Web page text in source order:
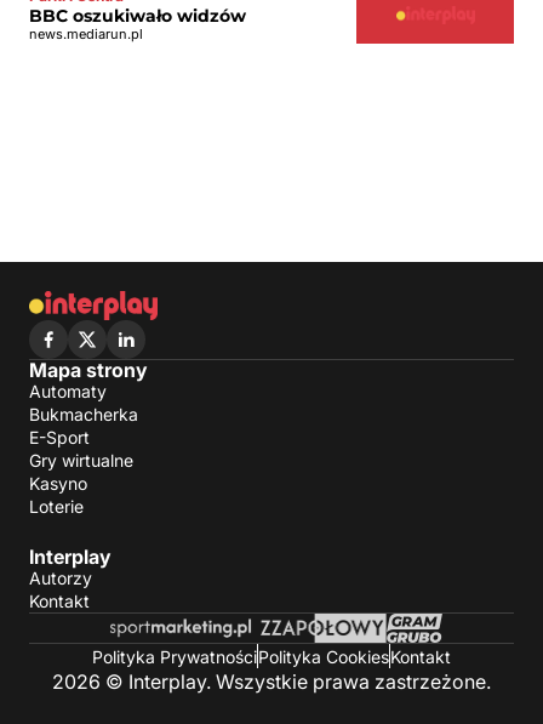
BBC oszukiwało widzów
news.mediarun.pl
Mapa strony
Automaty
Bukmacherka
E-Sport
Gry wirtualne
Kasyno
Loterie
Interplay
Autorzy
Kontakt
Polityka PrywatnościPolityka CookiesKontakt
2026 © Interplay. Wszystkie prawa zastrzeżone.